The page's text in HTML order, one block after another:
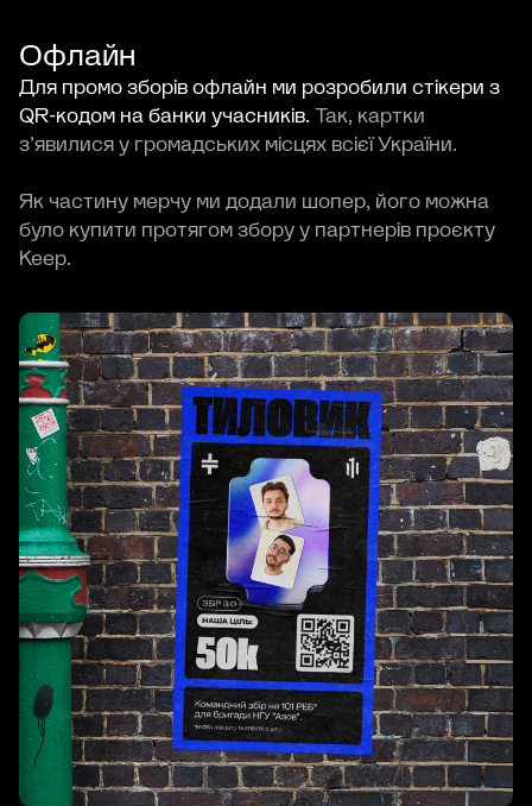
Офлайн
Для промо зборів офлайн ми розробили стікери з
QR-кодом на банки учасників.
Так, картки
зʼявилися у громадських місцях всієї України.
Як частину мерчу ми додали шопер, його можна
було купити протягом збору у партнерів проєкту
Кеер.